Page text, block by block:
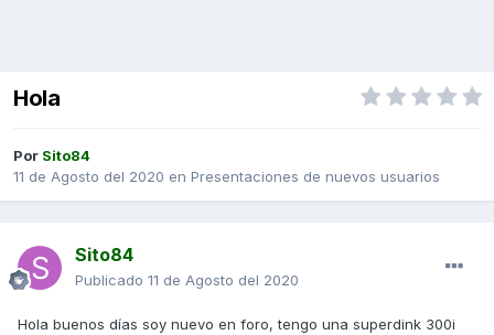
Hola
Por Sito84
11 de Agosto del 2020 en Presentaciones de nuevos usuarios
Sito84
Publicado 11 de Agosto del 2020
Hola buenos días soy nuevo en foro, tengo una superdink 300i